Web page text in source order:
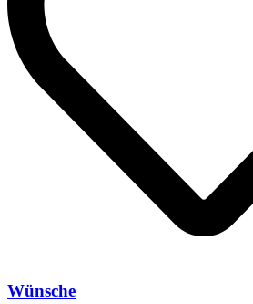
Wünsche